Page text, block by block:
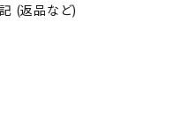
(返品など)